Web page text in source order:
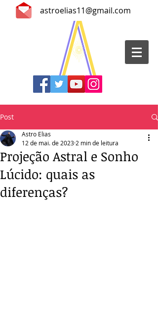
astroelias11@gmail.com
Post
Projeção Astral e Sonho
Lúcido: quais as
diferenças?
Astro Elias
12 de mai. de 2023 2 min de leitura